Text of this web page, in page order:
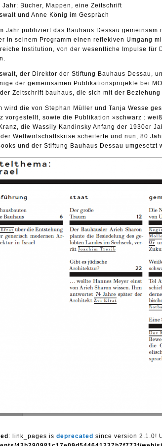
Jahr: Bücher, Mappen, eine Zeitschrift
und Anne König im Gespräch
Jahr publiziert das Bauhaus Dessau gemeinsam
in seinem Programm einen reflekiven Umgang
Institution, von der wesentliche Impulse für
der Direktor der Stiftung Bauhaus Dessau,
der gemeinsamen Publikationsprojekte bei
Zeitschrift bauhaus, die sich mit der
wird die von Stephan Müller und Tanja Wesse
vorgestellt, sowie die Publikation »schwarz :
die Wassily Kandinsky Anfang der 1930er
Weltwirtschaftskrise scheiterte und nun, 80
und der Stiftung Bauhaus Dessau umgesetzt
: link_pages is deprecated since version 2.1.0!